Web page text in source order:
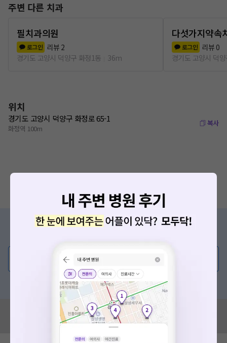
주변 다른 치과
필치과의원
로그인 리뷰 2
경기도 고양시 덕양구 화정1동
36m
다섯가지약속
로그인 리뷰 0
경기도 고양시 덕
위치
경기도 고양시 덕양구 화정로 65-1
화정역 100m
복사
증상/치료, 궁금한 점이 있나요?
💬 무엇이든 물어보세요
혹은, 의료상담 서비스에 다양한 게시글 보러가기
혹시 잘못된 병원정보가 있나요?
모두닥 팀에 알려주세요!